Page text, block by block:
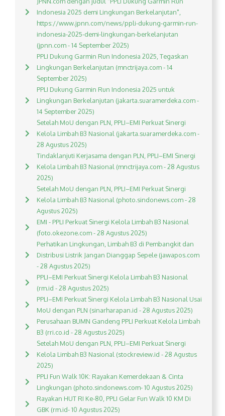
Indonesia 2025 demi Lingkungan Berkelanjutan",
https://www.jpnn.com/news/ppli-dukung-garmin-run-
indonesia-2025-demi-lingkungan-berkelanjutan
(jpnn.com - 14 September 2025)
PPLI Dukung Garmin Run Indonesia 2025, Tegaskan
Lingkungan Berkelanjutan (mnctrijaya.com - 14
September 2025)
PPLI Dukung Garmin Run Indonesia 2025 untuk
Lingkungan Berkelanjutan (jakarta.suaramerdeka.com -
14 September 2025)
Setelah MoU dengan PLN, PPLI–EMI Perkuat Sinergi
Kelola Limbah B3 Nasional (jakarta.suaramerdeka.com -
28 Agustus 2025)
Tindaklanjuti Kerjasama dengan PLN, PPLI–EMI Sinergi
Kelola Limbah B3 Nasional (mnctrijaya.com - 28 Agustus
2025)
Setelah MoU dengan PLN, PPLI–EMI Perkuat Sinergi
Kelola Limbah B3 Nasional (photo.sindonews.com - 28
Agustus 2025)
EMI - PPLI Perkuat Sinergi Kelola Limbah B3 Nasional
(foto.okezone.com - 28 Agustus 2025)
Perhatikan Lingkungan, Limbah B3 di Pembangkit dan
Distribusi Listrik Jangan Dianggap Sepele (jawapos.com
- 28 Agustus 2025)
PPLI–EMI Perkuat Sinergi Kelola Limbah B3 Nasional
(rm.id - 28 Agustus 2025)
PPLI–EMI Perkuat Sinergi Kelola Limbah B3 Nasional Usai
MoU dengan PLN (sinarharapan.id - 28 Agustus 2025)
Perusahaan BUMN Gandeng PPLI Perkuat Kelola Limbah
B3 (rri.co.id - 28 Agustus 2025)
Setelah MoU dengan PLN, PPLI–EMI Perkuat Sinergi
Kelola Limbah B3 Nasional (stockreview.id - 28 Agustus
2025)
PPLI Fun Walk 10K: Rayakan Kemerdekaan & Cinta
Lingkungan (photo.sindonews.com- 10 Agustus 2025)
Rayakan HUT RI Ke-80, PPLI Gelar Fun Walk 10 KM Di
GBK (rm.id- 10 Agustus 2025)